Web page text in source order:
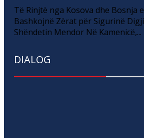
Të Rinjtë nga Kosova dhe Bosnja
Bashkojnë Zërat për Sigurinë
Shëndetin Mendor Në Kamenicë,...
DIALOG